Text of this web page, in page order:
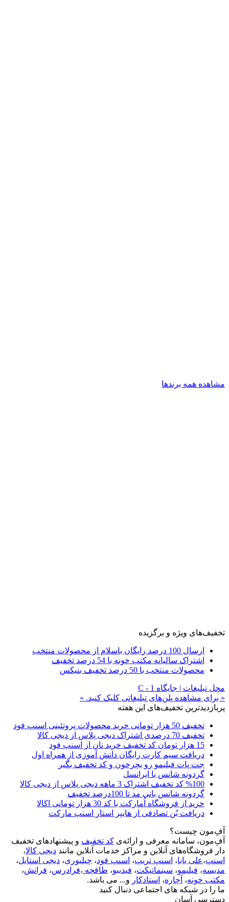
مشاهده همه برندها
تخفیف‌های ویژه و برگزیده
ارسال 100 درصد رایگان باسلام از محصولات منتخب
اشتراک سالیانه مکتب خونه با 54 درصد تخفیف
محصولات منتخب با 50 درصد تخفیف بنیکس
محل تبلیغات | جایگاه C - 1
« برای مشاهده پلن‌های تبلیغاتی کلیک کنید. »
پربازدیدترین تخفیف‌های این هفته
تخفیف 50 هزار تومانی خرید محصولات پروتئینی اسنپ فود
تخفیف 70 درصدی اشتراک دیجی پلاس از دیجی کالا
15 هزار تومان کد تخفیف خرید نان از اسنپ فود
دریافت سیم کارت رایگان دانش آموزی از همراه اول
جت پات فیلیمو رو بچرخون و کد تخفیف بگیر
گردونه شانس با ایرانسل
%100 کد تخفیف اشتراک 3 ماهه دیجی پلاس از دیجی کالا
گردونه شانس بانی مد تا 100درصد تخفیف
خرید از فروشگاه اُمارکت با کد 30 هزار تومانی اکالا
دریافت بُن تصادفی از هایپر استار اسنپ مارکت
آفِ‌مون چیست؟
آفِ‌مون، سامانه معرفی و ارائه‌ی کد تخفیف و پیشنهادهای تخفیف
دار فروشگاه‌های آنلاین و مراکز خدمات آنلاین مانند دیجی کالا،
اسنپ،علی بابا، اسنپ تریپ، اسنپ فود، چیلیوری، دیجی استایل،
مدیسه، فیلیمو، سینماتیکت، فیدیبو، طاقچه ،فرادرس، فرانش،
مکتب خونه، آچاره، استادکار و... می باشد.
ما را در شبکه های اجتماعی دنبال کنید
دسترسی آسان